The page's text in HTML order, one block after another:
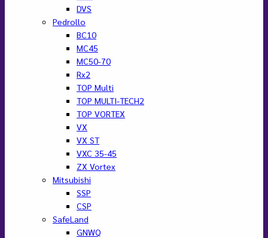
DVS
Pedrollo
BC10
MC45
MC50-70
Rx2
TOP Multi
TOP MULTI-TECH2
TOP VORTEX
VX
VX ST
VXC 35-45
ZX Vortex
Mitsubishi
SSP
CSP
SafeLand
GNWQ